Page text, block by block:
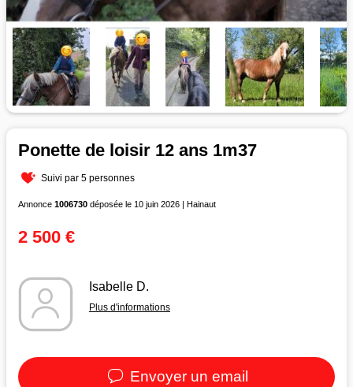
Ponette de loisir 12 ans 1m37
Suivi par 5 personnes
Annonce 1006730 déposée le 10 juin 2026 | Hainaut
2 500 €
Isabelle D.
Plus d'informations
Envoyer un email